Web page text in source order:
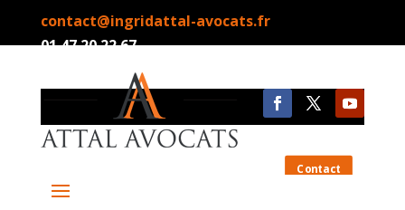
contact@ingridattal-avocats.fr
01.47.20.22.67
Contact